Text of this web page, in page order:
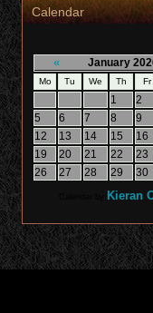
Calendar
« January
Mo Tu We Th Fr
1 2
5
6 7 8 9
12
13 14 15 16
19
20 21 22 23
26
27 28 29 30
Kieran